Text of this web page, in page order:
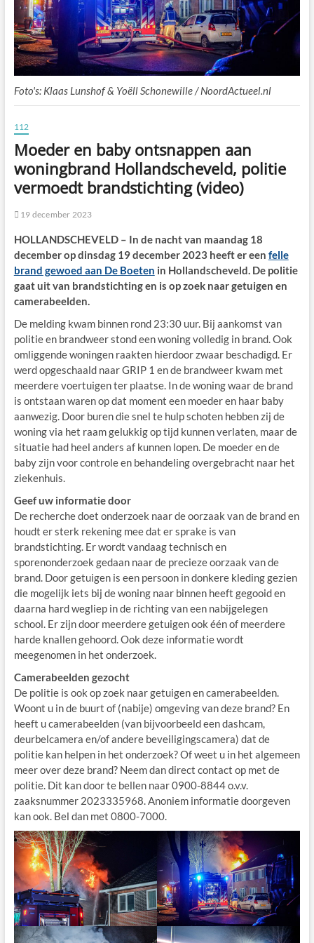
Foto's: Klaas Lunshof & Yoëll Schonewille / NoordActueel.nl
112
Moeder en baby ontsnappen aan
woningbrand Hollandscheveld, politie
vermoedt brandstichting (video)
19 december 2023
HOLLANDSCHEVELD – In de nacht van maandag 18
december op dinsdag 19 december 2023 heeft er een felle
brand gewoed aan De Boeten in Hollandscheveld. De politie
gaat uit van brandstichting en is op zoek naar getuigen en
camerabeelden.
De melding kwam binnen rond 23:30 uur. Bij aankomst van
politie en brandweer stond een woning volledig in brand. Ook
omliggende woningen raakten hierdoor zwaar beschadigd. Er
werd opgeschaald naar GRIP 1 en de brandweer kwam met
meerdere voertuigen ter plaatse. In de woning waar de brand
is ontstaan waren op dat moment een moeder en haar baby
aanwezig. Door buren die snel te hulp schoten hebben zij de
woning via het raam gelukkig op tijd kunnen verlaten, maar de
situatie had heel anders af kunnen lopen. De moeder en de
baby zijn voor controle en behandeling overgebracht naar het
ziekenhuis.
Geef uw informatie door
De recherche doet onderzoek naar de oorzaak van de brand en
houdt er sterk rekening mee dat er sprake is van
brandstichting. Er wordt vandaag technisch en
sporenonderzoek gedaan naar de precieze oorzaak van de
brand. Door getuigen is een persoon in donkere kleding gezien
die mogelijk iets bij de woning naar binnen heeft gegooid en
daarna hard wegliep in de richting van een nabijgelegen
school. Er zijn door meerdere getuigen ook één of meerdere
harde knallen gehoord. Ook deze informatie wordt
meegenomen in het onderzoek.
Camerabeelden gezocht
De politie is ook op zoek naar getuigen en camerabeelden.
Woont u in de buurt of (nabije) omgeving van deze brand? En
heeft u camerabeelden (van bijvoorbeeld een dashcam,
deurbelcamera en/of andere beveiligingscamera) dat de
politie kan helpen in het onderzoek? Of weet u in het algemeen
meer over deze brand? Neem dan direct contact op met de
politie. Dit kan door te bellen naar 0900-8844 o.v.v.
zaaksnummer 2023335968. Anoniem informatie doorgeven
kan ook. Bel dan met 0800-7000.